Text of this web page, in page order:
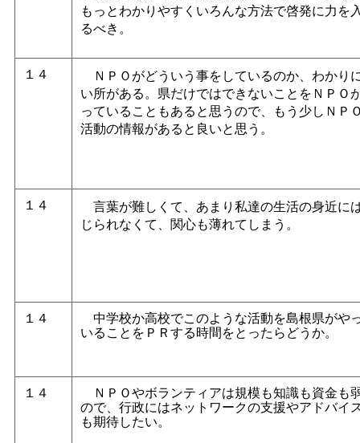
もっとわかりやすくいろんな方法で啓発に力を
るべき。
１４
ＮＰＯがどういう事をしているのか、わかり
い所がある。県だけではできないことをＮＰＯ
っていることもあると思うので、もう少しＮＰ
活動の情報があると良いと思う。
１４
言葉が難しくて、あまり私達の生活の身近に
じられなくて、関心も薄れてしまう。
１４ 中学校か高校でこのような活動を島根県がや
いることをＰＲする時間をとったらどうか。
１４ ＮＰＯやボランティアは規模も知識も資金も
ので、行政にはネットワークの支援やアドバイ
も期待したい。